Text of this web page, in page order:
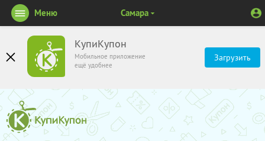
КупиКупон
Мобильное приложение
ещё удобнее
Загрузить
Меню Самара